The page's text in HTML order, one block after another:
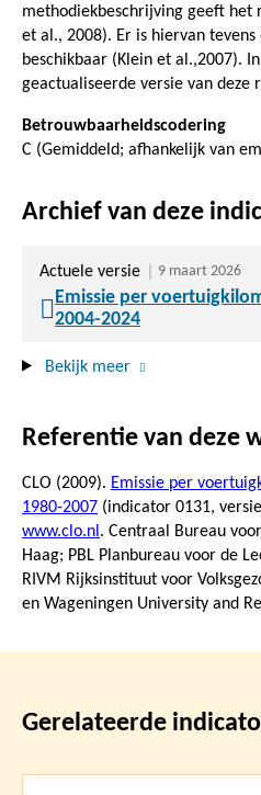
methodiekbeschrijving geeft het
et al., 2008). Er is hiervan
beschikbaar (Klein et al.,2007).
geactualiseerde versie van deze
Betrouwbaarheidscodering
C (Gemiddeld; afhankelijk van
Archief van deze
Actuele versie 9 maart 2026
Emissie per
2004-2024
Bekijk meer
Referentie van deze
CLO (2009). Emissie per
1980-2007 (indicator 0131,
www.clo.nl . Centraal Bureau
Haag; PBL Planbureau voor de
RIVM Rijksinstituut voor
en Wageningen University and
Gerelateerde